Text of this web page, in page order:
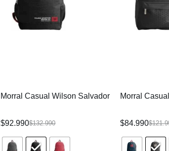
Morral Casual Wilson Salvador
$132.990
$92.990
Morral
$
$84.990